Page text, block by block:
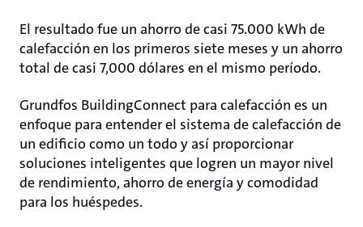
El resultado fue un ahorro de casi 75.000 kWh de
calefacción en los primeros siete meses y un ahorro
total de casi 7,000 dólares en el mismo período.
Grundfos BuildingConnect para calefacción es un
enfoque para entender el sistema de calefacción de
un edificio como un todo y así proporcionar
soluciones inteligentes que logren un mayor nivel
de rendimiento, ahorro de energía y comodidad
para los huéspedes.